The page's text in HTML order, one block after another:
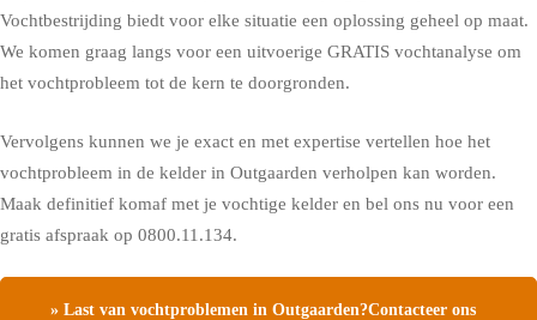
Vochtbestrijding biedt voor elke situatie een oplossing geheel op maat.
We komen graag langs voor een uitvoerige GRATIS vochtanalyse om
het vochtprobleem tot de kern te doorgronden.
Vervolgens kunnen we je exact en met expertise vertellen hoe het
vochtprobleem in de kelder in Outgaarden verholpen kan worden.
Maak definitief komaf met je vochtige kelder en bel ons nu voor een
gratis afspraak op 0800.11.134.
» Last van vochtproblemen in Outgaarden?Contacteer ons